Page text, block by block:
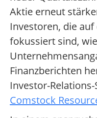
Aktie erneut
Investoren, die
fokussiert sind,
Finanzberichten
Investor-
Comstock